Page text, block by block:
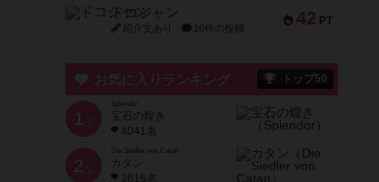
42 PT
ドコジャン
紹介文あり 10件の投稿
お気に入りランキング トップ50
1 位
宝石の煌き
4041名
2 位
Die Siedler von Catan
カタン
3616名